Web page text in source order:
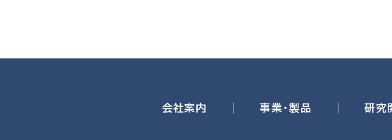
会社案内 事業・製品 研究